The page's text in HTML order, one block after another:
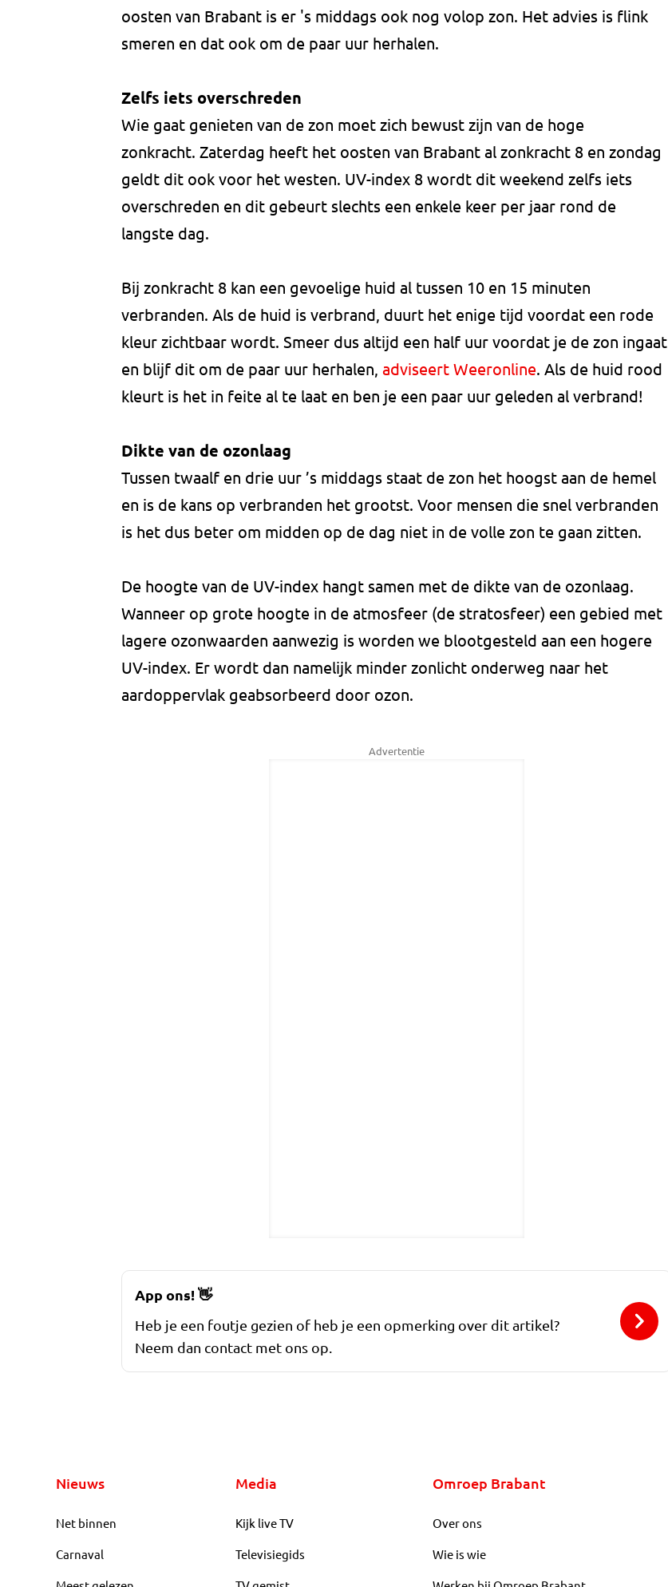
oosten van Brabant is er 's middags ook nog volop zon. Het advies is flink
smeren en dat ook om de paar uur herhalen.
Zelfs iets overschreden
Wie gaat genieten van de zon moet zich bewust zijn van de hoge
zonkracht. Zaterdag heeft het oosten van Brabant al zonkracht 8 en zondag
geldt dit ook voor het westen. UV-index 8 wordt dit weekend zelfs iets
overschreden en dit gebeurt slechts een enkele keer per jaar rond de
langste dag.
Bij zonkracht 8 kan een gevoelige huid al tussen 10 en 15 minuten
verbranden. Als de huid is verbrand, duurt het enige tijd voordat een rode
kleur zichtbaar wordt. Smeer dus altijd een half uur voordat je de zon ingaat
en blijf dit om de paar uur herhalen, adviseert Weeronline. Als de huid rood
kleurt is het in feite al te laat en ben je een paar uur geleden al verbrand!
Dikte van de ozonlaag
Tussen twaalf en drie uur ’s middags staat de zon het hoogst aan de hemel
en is de kans op verbranden het grootst. Voor mensen die snel verbranden
is het dus beter om midden op de dag niet in de volle zon te gaan zitten.
De hoogte van de UV-index hangt samen met de dikte van de ozonlaag.
Wanneer op grote hoogte in de atmosfeer (de stratosfeer) een gebied met
lagere ozonwaarden aanwezig is worden we blootgesteld aan een hogere
UV-index. Er wordt dan namelijk minder zonlicht onderweg naar het
aardoppervlak geabsorbeerd door ozon.
Advertentie
App ons!👋
Heb je een foutje gezien of heb je een opmerking over dit artikel?
Neem dan contact met ons op.
Nieuws
Net binnen
Carnaval
Media
Kijk live TV
Televisiegids
Omroep Brabant
Over ons
Wie is wie